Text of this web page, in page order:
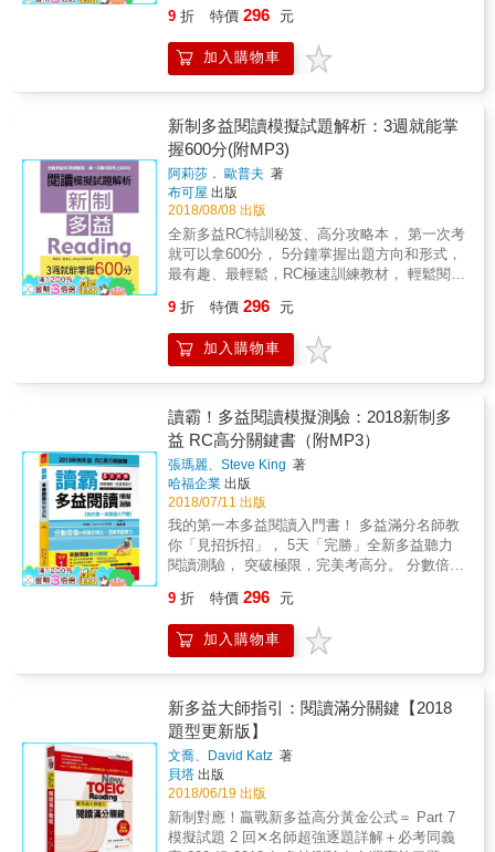
的考題趨勢，老師將他對多益考試的多年研究
助考生參透多益考試的現在與未來！ 5. 答題時
間再短，陷阱、刁鑽選項也不怕！ 逐題揭露陷
阱選項，讓考生在追求答題正確的同時，更要
知道自己答錯的原因。 閱讀測驗分量多、時間
少，答題時間極短，李寬雨老師教你一眼看穿
出題者的心思，從此不再懊悔「這題明明不該
錯」、「我怎麼會選這個」！ 【使用說明】 難
是故意的！ 模擬試題題型一定要擬真， 難度一
定要比實際考試更難！ 1. 超高難度閱讀模擬試
題 想把閱讀分數衝高，就要從有難度的模擬試
題下手！李寬雨老師精心撰寫12回完整閱讀擬
真試題，建議考生自行設定75分鐘的答題時
中，自我訓練用同樣的時間完成較難的題目，
正式上場絕對游刃有餘！ 2. 資深講師掌握多益
趨勢 李寬雨老師將多年領悟的多益出題趨勢全
閱讀滿分怪物就是你！ 3. 揭露陷阱選項 逐題揭
露容易選錯的陷阱選項，如：「用法相近的句
型」、「容易混淆的單字用法」&hellip;&hellip;
等。熟悉多益常見陷阱，練習在極短的答題時
間選出正確答案，避免粗心失分。 4. 剖析題目
考點 每一題皆標示考點，辨明多益出題核心方
向，有助於在最短時間掌握關鍵字句，提升答
題速度。知道題目考什麼，才能分析自己的答
題盲點，針對弱項加強練習。 5. 統整關鍵單字
將題目的重要單字、常見的衍生單字彙整於解
下對照題目與中譯的時間！ 6. 強化複習效果 在
答題後詳讀「解析」、「陷阱分析」、「考點
分析」，不只要將錯誤的題目熟記於心，正確
習成效達到最大值！ 不是只要熟悉試題，更要
愈練愈高分！ 除了用高難度的題目讓考生們加
強練習強度，《全新制怪物講師教學團隊的
TOEIC多益閱讀1,200題全真模擬試題+解析》
更精心設計解析功能，充分講解題目類別、陷
阱、延伸文法、單字&hellip;&hellip;等，解析本
就像多益閱讀攻略本，愈讀愈高分！
3.第四章有外籍老師錄音的MP3，可提升聽力
器。不斷反覆磨練，閱讀能力絕對過人！除精
選嚴製題型外，更附上最詳盡的應試小秘訣，
所有應考訣竅毫無保留完整大公開！
時間閱讀不必要的部分，造成「題目寫不完」
點。 熟悉閱讀題的好處：精確鎖定文章內要閱
讀的位置！1分鐘內完成作答！ 多益 Part 7 長
篇閱讀，平均每題要在一分鐘以內作答！因為
讀文章，你更需要「精準閱讀」的技巧，才能
省時又快速地找出答案，用最短的時間得到最
多分數。舉例來說，對於問文章目的的問題，
有 90% 的機會可以在文章前兩行找到答案，而
要求、請求事項會出現在文章後半
&hellip;&hellip;懂得多益的出題套路，才能提高
勝算！ 「多益滿分考生製造機」超級教師 20
年閱讀技巧傾囊相授 劉樹燃老師靠著將近 20
速找出答案的精準閱讀技巧。在說明技巧的同
方式，直接在文章上標示出關鍵線索，以及推
導答案的過程，就像在教室現場觀看老師解題
分析，一看就懂，馬上掌握在時間內做完題目
並確實得分的關鍵！ 本書特色 ◆ 針對最新版
多益的各種出題類型，提供 52 個快速找出答案
的精準閱讀技巧 多益的閱讀測驗，重點在於
「快速、有效率地掌握必要資訊」，並且作出
適當處理的能力。所以，不能只是傻傻讀完整
篇文章，而是要精準找出重點資訊，才能快速
作答並獲得高分。多益閱讀的文章和題目，都
有固定的模式，書中將這些反覆出現的模式整
理成 52 個法則，例如「關於要求事項的答案在
文章後段」、「文章的目的 90% 出現在開頭兩
行」等等，只要掌握這些法則，就能直接鎖定
目標，不用浪費時間閱讀不相干的內容！ ◆ 依
照完全擬真的試題，逐題說明最佳解題步驟，
有時候即使看了解答，還是感覺似懂非懂。為
了讓讀者確實了解「如何解題」，書中逐一列
出每個步驟，而且不厭其煩地分析所有相關線
索，完全依照考生的思考模式解題，只要讀過
一遍，就感覺像是實際演練了一次閱讀的訣
竅！而且，即使是示範的題目，也都依照老師
分析多益將近 20 年的經驗編寫，最符合實際考
試內容，當然更能提升實戰反應能力。 ◆ 創新
分。 & 【RC700分攻略法】 Part 5~6攻略法：
將頻考的文法，分門別類、熟背。這種類型的
考題，每個月都會有新的字彙登場，為了應付
格中，正確填入的適當句子，理解文章整體脈
絡的練習，也很重要。 Part 7攻略法： ❶ 速
讀：一定要掌握濃縮文章核心的主題，壓縮成
能夠傳達文章主要訊息的核心句子，才能在短
時間內正確理解文章。 ❷ 掌握文脈：閱讀理解
的關鍵，在於了解前後文章脈絡。透過速讀方
式，確認文章脈絡，以了理解整篇文章的意
思，輕鬆解決新類型的試題。 ❸ 新類型攻略：
此類型的試題，必須集中於主題句和邏輯脈
絡，才能順利解題。如果選擇錯誤的答案，需
詞、指示詞。 ❹線上對話文章和掌握隱藏意圖
型試題：如果覺得尋找隱藏意圖的新題型很困
難，就跳脫出來，找文章裡是否有內容，出現
當用法。如果難以找出對話文章的主題，可以
集中於文章說話者的用語，掌握他們之間的關
係。這份關係中所出現的事件，就是對話的主
題。 ❺如果被三篇文章搞昏頭：多篇文章的內
容，在邏輯上互相具有關聯，可以視為將一篇
文章拆分成三篇。這一點千萬不能忘記，並且
更徹底地把握第一篇文章的主題句和脈絡，練
習掌握三篇文章之間的關聯性。在遇上多篇文
出正確解答。 本書重點 1.英語道地：由經驗豐
富的美籍教師撰寫，用語道地精準，容豐富專
業，可瞬間 提升英語閱讀能力。 & 2.立即測
驗：每篇文章末都附有豐富練習題，幫助您測
試自己的文章理解程度。累積解題經驗，強化
閱讀測驗能力。搭配學習，聽、說、讀、寫四
大基本英語能力迅速加倍進化，不啻為你英語
閱讀能力的神奇護照。 3.文章有趣：篇篇精采
引人入勝，最新趣味式學習法，學習像在看故
事，配合MP3，閱讀能力成果加倍又快速。
9 折 特價 296 元
加入購物車
新制多益閱讀模擬試題解析：3週就能掌
握600分(附MP3)
阿莉莎． 歐普夫 著
布可屋 出版
2018/08/08 出版
全新多益RC特訓秘笈、高分攻略本， 第一次考
就可以拿600分， 5分鐘掌握出題方向和形式，
最有趣、最輕鬆，RC極速訓練教材， 輕鬆閱
分。 &&&&&&&&&&&& & 【RC600分攻略
法】 Part 5~6部份： 將頻考的文法，分門別類
並背熟。這種類型的考題，每個月都會有新的
找出符合文章脈絡，且在空格中，正確填入的
適當句子，理解文章整體脈絡的練習，也相當
重要。 Part 7部份： ❶ 速讀：一定要掌握濃縮
文章核心的主題，壓縮成能夠傳達文章主要訊
息的核心句子，才能在短時間內正確理解文
前後文章脈絡。透過速讀方式，確認文章脈
絡，以了理解整篇文章的意思，輕鬆解決新類
型的試題。 ❸ 新類型攻略：如果找不到正確答
案，需要多次閱讀時，先找到主題句，猜整篇
句，和抓住主題句的邏輯脈絡，才能順利解
題。如果選擇錯誤的答案，需注意閱讀脈絡中
的連接詞、連接副詞、代名詞、指示詞等。 ❹
得尋找隱藏意圖的新題型很困難，跳脫文章中
是否有內容，出現在試題的思維，從選項中選
出能接續脈絡的適當用法。如果難以找出對話
文章的主題，集中於文章一開始指稱說話者的
用語（I/we/you），掌握他們之間的關係。這份
關係中所出現的事件，就是對話的主題。 ❺如
果被三篇文章搞昏頭，多篇文章的內容，在邏
9 折 特價 296 元
加入購物車
讀霸！多益閱讀模擬測驗：2018新制多
益 RC高分關鍵書（附MP3）
張瑪麗、Steve King 著
哈福企業 出版
2018/07/11 出版
我的第一本多益閱讀入門書！ 多益滿分名師教
你「見招拆招」， 5天「完勝」全新多益聽力
閱讀測驗， 突破極限，完美考高分。 分數倍增
分關鍵書。 讀霸，是英語閱讀霸主！ 包你考試
輕鬆過關。 史上最神奇英語護照， 迅速提升
聽、說、讀、寫的靈敏度， 瞬間直達腦力記憶
單篇文章閱讀，是多益RC測驗大補帖。 這二大
部份都可以快速增加多益分數 應試者必備的第
一本LC RC入門書！ 本書特色 ★全新多益聽力
閱讀，全勝關鍵 ★簡短對話，強化英聽考試戰
備力 ★短篇文章閱讀，激增閱讀考試戰備力 ★
提升你的閱讀指數，閱讀能力急速攀升 ★提升
你的聽力指數，加強英語聽覺敏銳度 ＜重點內
容＞ ★LC RC高分4大關鍵 考多益，不可偏重
9 折 特價 296 元
加入購物車
新多益大師指引：閱讀滿分關鍵【2018
題型更新版】
文喬、David Katz 著
貝塔 出版
2018/06/19 出版
新制對應！贏戰新多益高分黃金公式＝ Part 7
模擬試題 2 回✕名師超強逐題詳解＋必考同義